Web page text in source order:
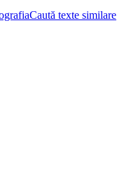
Caută texte similare